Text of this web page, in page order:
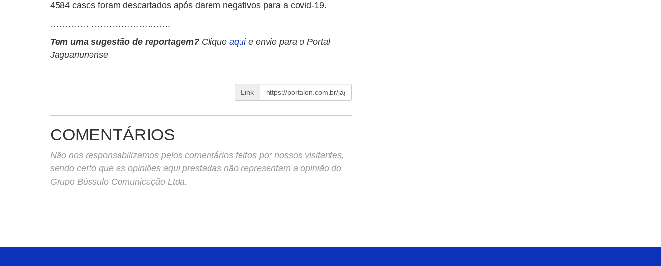
4584 casos foram descartados após darem negativos para a covid-19.
…………………………………..
Tem uma sugestão de reportagem? Clique aqui e envie para o Portal
Jaguariunense
Link
COMENTÁRIOS
Não nos responsabilizamos pelos comentários feitos por nossos visitantes,
sendo certo que as opiniões aqui prestadas não representam a opinião do
Grupo Bússulo Comunicação Ltda.